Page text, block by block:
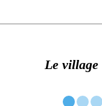
Le village